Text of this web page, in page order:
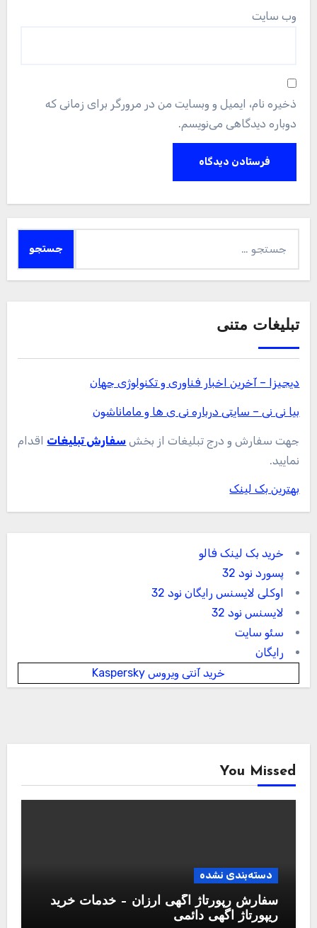
وب‌ سایت
ذخیره نام، ایمیل و وبسایت من در مرورگر برای زمانی که
دوباره دیدگاهی می‌نویسم.
برای:
تبلیغات متنی
دیجیزا – آخرین اخبار فناوری و تکنولوژی جهان
بیا نی نی – سایتی درباره نی ی ها و ماماناشون
جهت سفارش و درج تبلیغات از بخش سفارش تبلیغات اقدام
نمایید.
بهترین بک لینک
خرید بک لینک فالو
پسورد نود 32
اوکلی لایسنس رایگان نود 32
لایسنس نود 32
سئو سایت
رایگان
خرید آنتی ویروس Kaspersky
You Missed
دسته‌بندی نشده
سفارش رپورتاژ آگهی ارزان – خدمات خرید
ریپورتاژ اگهی دائمی